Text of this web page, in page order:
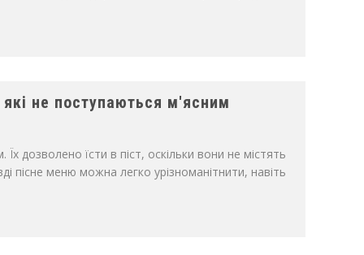
які не поступаються м'ясним
дозволено їсти в піст, оскільки вони не містять
пісне меню можна легко урізноманітнити, навіть